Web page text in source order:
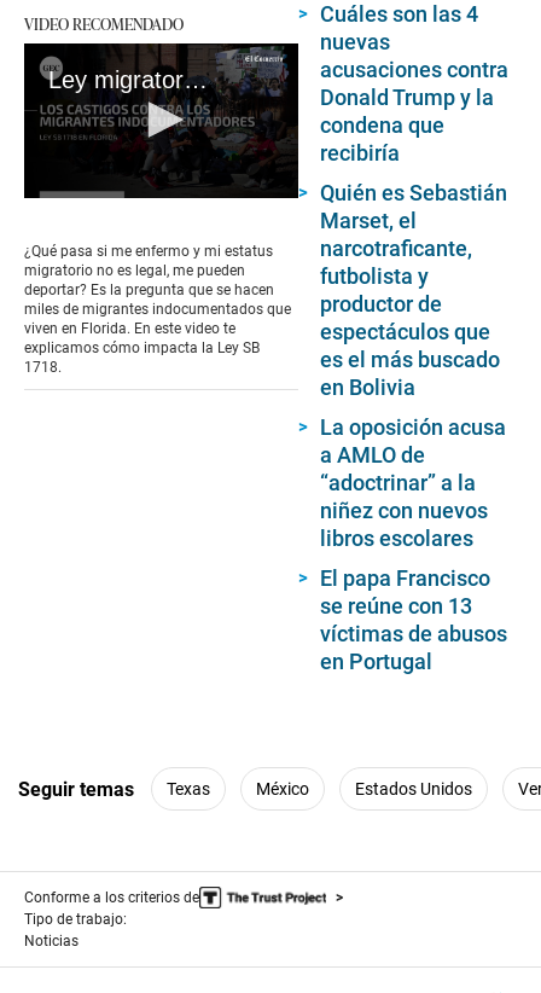
VIDEO RECOMENDADO
Ley migratoria de Florida: ¿se negará la atención médica a los inmigrantes indocumentados?
of
3
minutes,
10
seconds
¿Qué pasa si me enfermo y mi estatus
migratorio no es legal, me pueden
deportar? Es la pregunta que se hacen
miles de migrantes indocumentados que
viven en Florida. En este video te
explicamos cómo impacta la Ley SB
1718.
Cuáles son las 4
nuevas
acusaciones contra
Donald Trump y la
condena que
recibiría
Quién es Sebastián
Marset, el
narcotraficante,
futbolista y
productor de
espectáculos que
es el más buscado
en Bolivia
La oposición acusa
a AMLO de
“adoctrinar” a la
niñez con nuevos
libros escolares
El papa Francisco
se reúne con 13
víctimas de abusos
en Portugal
Seguir temas Texas México Estados Unidos
Conforme a los criterios de
Tipo de trabajo:
Noticias